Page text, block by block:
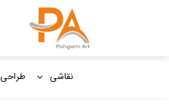
نقاشی طراحی